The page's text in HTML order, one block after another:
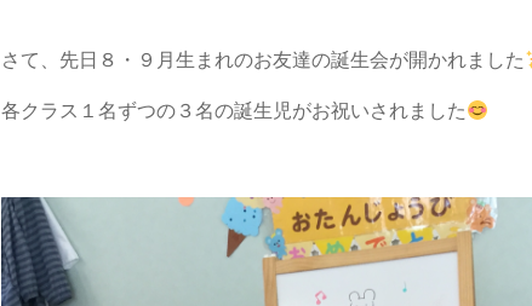
さて、先日８・９月生まれのお友達の誕生会が開かれました
各クラス１名ずつの３名の誕生児がお祝いされました